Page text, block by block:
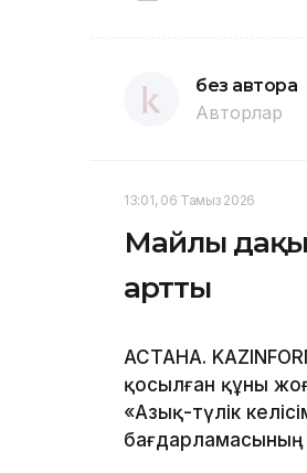
без автора
Авторлар
13:01, 06 Тамыз 2026
Майлы
артты
АСТАНА.
қосылған құны
«Азық-түлік
бағдарламасының